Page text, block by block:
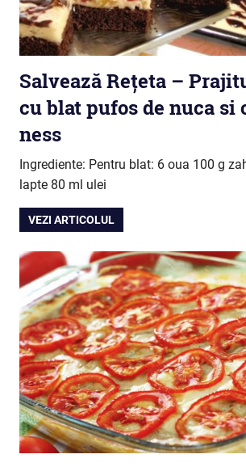
Salvează Rețeta –
cu blat pufos de nuca si
ness
Ingrediente: Pentru blat: 6 oua 100 g
lapte 80 ml ulei
VEZI ARTICOLUL